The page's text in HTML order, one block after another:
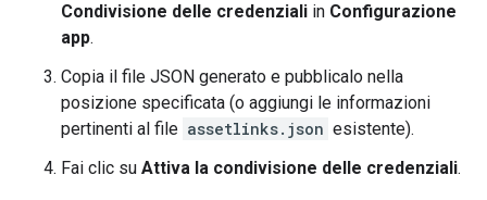
Condivisione delle credenziali in Configurazione
app.
Copia il file JSON generato e pubblicalo nella
posizione specificata (o aggiungi le informazioni
pertinenti al file assetlinks.json esistente).
Fai clic su Attiva la condivisione delle credenziali.